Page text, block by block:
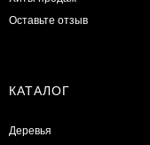
Оставьте отзыв
КАТАЛОГ
Деревья